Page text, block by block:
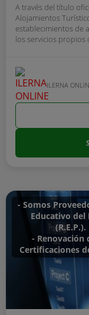
A través del título
Alojamientos
establecimientos de
los servicios propios
ILERNA
- Somos
Educativo del
(R.E.P.).
- Renovación
Certificaciones